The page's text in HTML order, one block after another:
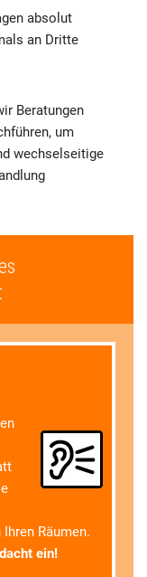
absolut
an Dritte
Beratungen
um
wechselseitige
Räumen.
ein!